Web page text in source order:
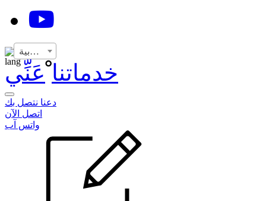
YouTube
العربية
خدماتنا ْعَنِّي
دعنا نتصل بك
اتصل الآن
واتس آب